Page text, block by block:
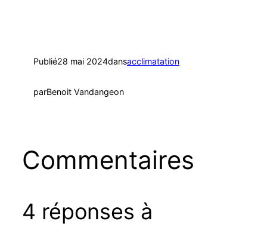
Publié28 mai 2024dansacclimatation
parBenoit Vandangeon
Commentaires
4 réponses à